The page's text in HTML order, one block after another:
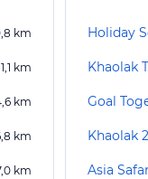
km
1,1 km
km
km
km
Holiday
Goal
Khaolak
Asia